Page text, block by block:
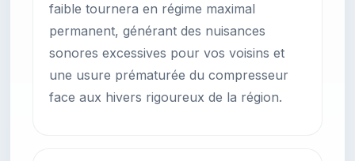
faible tournera en régime maximal
permanent, générant des nuisances
sonores excessives pour vos voisins et
une usure prématurée du compresseur
face aux hivers rigoureux de la région.